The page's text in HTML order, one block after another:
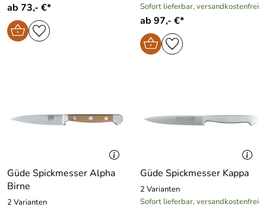
ab 73,- €*
Sofort lieferbar, versandkostenfrei
ab 97,- €*
Güde Spickmesser Alpha
Birne
2 Varianten
Güde Spickmesser Kappa
2 Varianten
Sofort lieferbar, versandkostenfrei